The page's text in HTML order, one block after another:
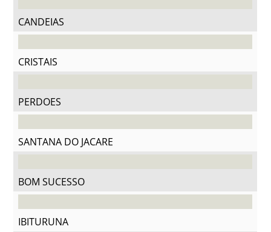
CANDEIAS
CRISTAIS
PERDOES
SANTANA DO JACARE
BOM SUCESSO
IBITURUNA